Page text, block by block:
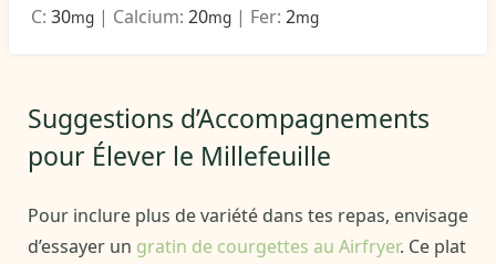
C: 30mg | Calcium: 20mg | Fer: 2mg
Suggestions d’Accompagnements
pour Élever le Millefeuille
Pour inclure plus de variété dans tes repas, envisage
d’essayer un gratin de courgettes au Airfryer. Ce plat